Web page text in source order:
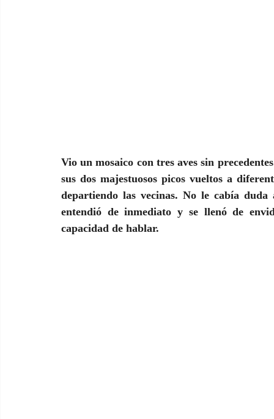
Vio un mosaico con tres aves sin
sus dos majestuosos picos vueltos a
departiendo las vecinas. No le cabía
entendió de inmediato y se llenó de
capacidad de hablar.